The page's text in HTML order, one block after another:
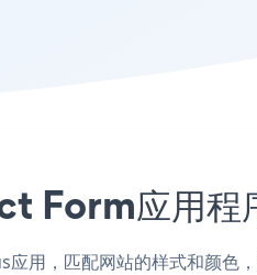
应用程
用，匹配网站的样式和颜色